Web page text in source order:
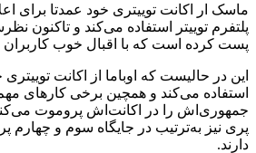
ماسک ار اکانت توییتری خود عمدتا برای
پلتفرم توییتر استفاده می‌کند و تاکنون
پست کرده است که با اقبال خوب کاربران
این در حالیست که اوباما از اکانت
استفاده می‌کند و همچین برخی کارهای
جمهوری‌اش را در اکانت‌اش پروموت
پری نیز به‌ترتیب در جایگاه سوم و چهارم
دارند.